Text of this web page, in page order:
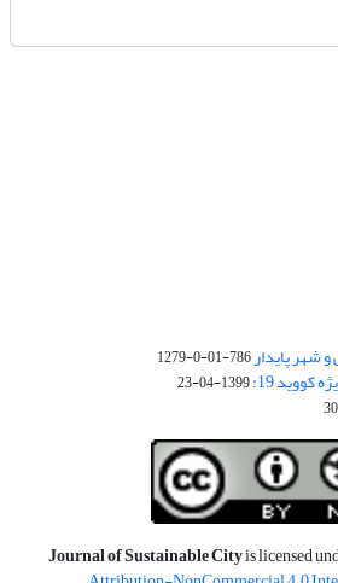
شهر پایدار786-01-0-1279
کووید 19: 1399-04-23
Journal of Sustainable Cityis licensed